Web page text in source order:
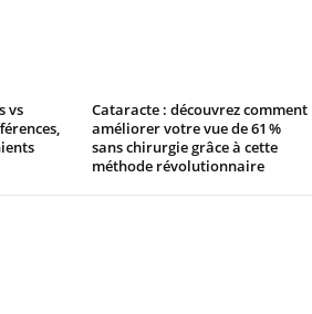
vs
Cataracte : découvrez comment
améliorer votre vue de 61 %
sans chirurgie grâce à cette
méthode révolutionnaire